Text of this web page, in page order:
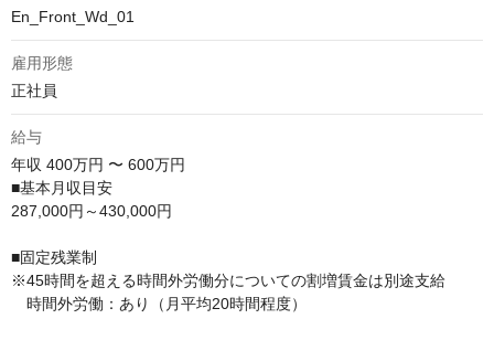
En_Front_Wd_01
雇用形態
正社員
給与
年収 400万円 〜 600万円
■基本月収目安
287,000円～430,000円
■固定残業制
※45時間を超える時間外労働分についての割増賃金は別途支給
時間外労働：あり（月平均20時間程度）